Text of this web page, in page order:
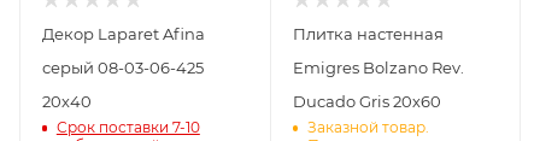
Декор Laparet Afina
серый 08-03-06-425
20х40
Срок поставки 7-10
Плитка настенная
Emigres Bolzano Rev.
Ducado Gris 20х60
Заказной товар.